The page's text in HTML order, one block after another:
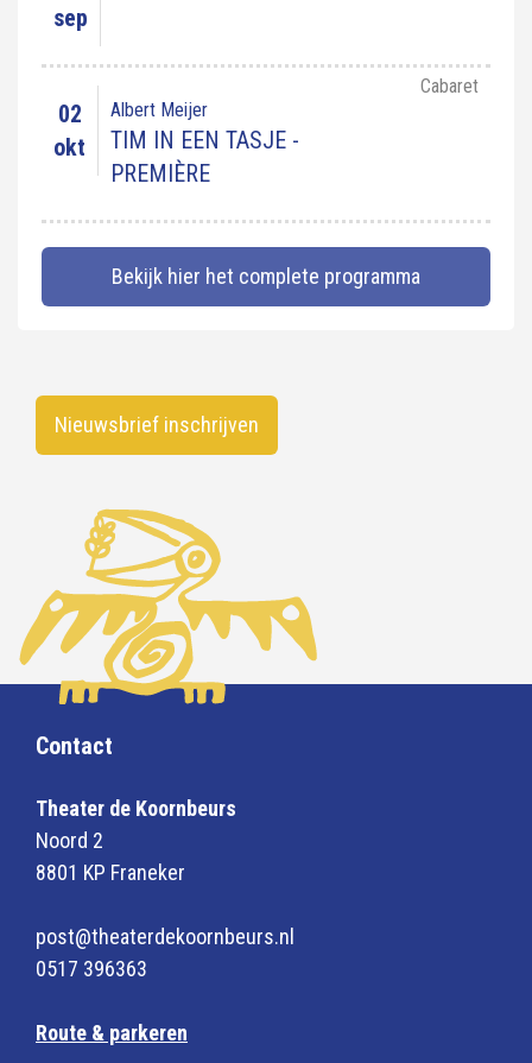
sep
02
okt
Albert Meijer
TIM IN EEN TASJE -
PREMIÈRE
Cabaret
Bekijk hier het complete programma
Nieuwsbrief inschrijven
Contact
Theater de Koornbeurs
Noord 2
8801 KP Franeker
post@theaterdekoornbeurs.nl
0517 396363
Route & parkeren